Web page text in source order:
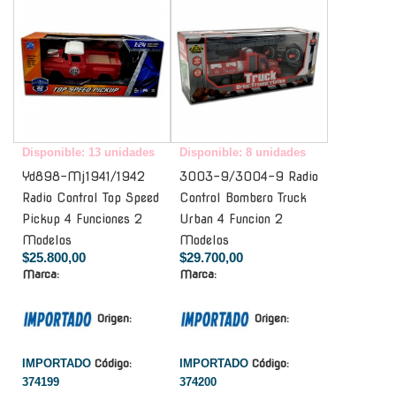
Disponible: 13 unidades
Yd898-Mj1941/1942
Radio Control Top Speed
Pickup 4 Funciones 2
Modelos
$25.800,00
Marca:
Origen:
IMPORTADO Código:
374199
Disponible: 8 unidades
3003-9/3004-9 Radio
Control Bombero Truck
Urban 4 Funcion 2
Modelos
$29.700,00
Marca:
Origen:
IMPORTADO Código:
374200